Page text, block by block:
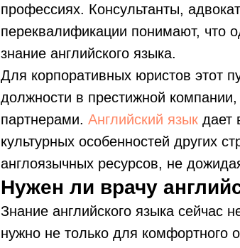
профессиях. Консультанты,
переквалификации понимают, что
знание английского языка.
Для корпоративных юристов этот
должности в престижной
партнерами. Английский язык дает
культурных особенностей других
англоязычных ресурсов, не
Нужен ли врачу
Знание английского языка сейчас
нужно не только для комфортного